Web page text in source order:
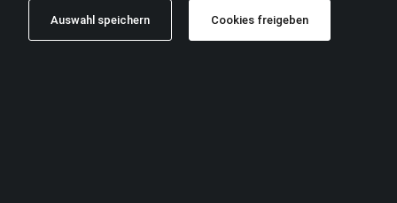
Auswahl speichern Cookies freigeben